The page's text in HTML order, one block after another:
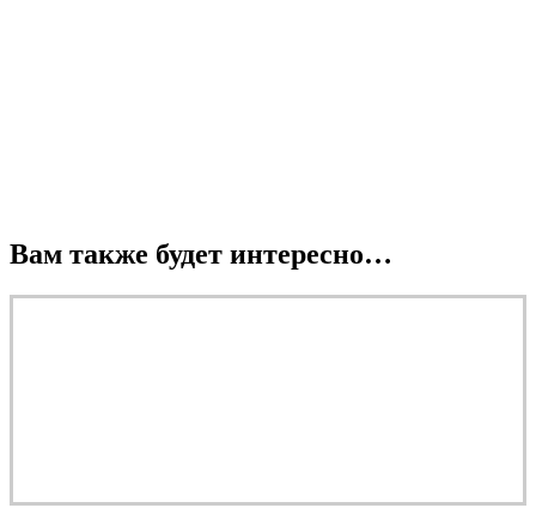
Вам также будет интересно…